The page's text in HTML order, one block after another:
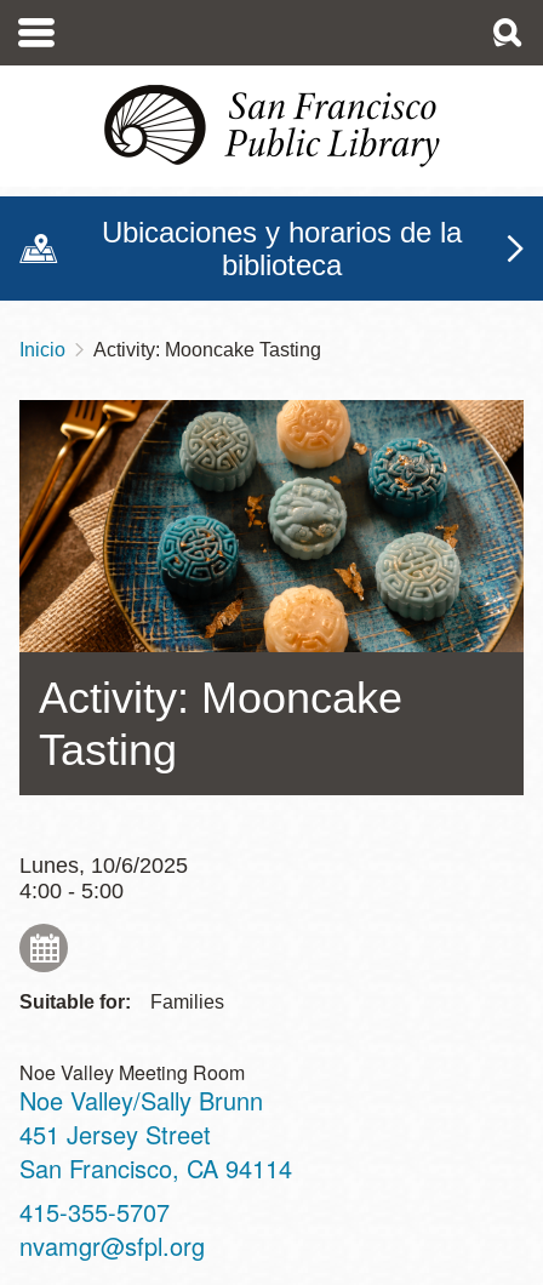
contenido
Ubicaciones y horarios de la
biblioteca
Sobrescribir
enlaces
de
ayuda
a
la
navegación
Inicio Activity: Mooncake Tasting
Activity: Mooncake
Tasting
Lunes, 10/6/2025
4:00 - 5:00
Suitable for: Families
Noe Valley Meeting Room
Noe Valley/Sally Brunn
Address
451 Jersey Street
San Francisco, CA 94114
Contact
Telephone
415-355-5707
nvamgr@sfpl.org